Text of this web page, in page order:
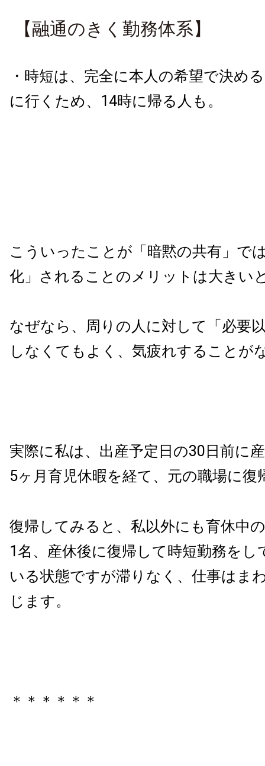
【融通のきく勤務体系】
・時短は、完全に本人の希望で決め
に行くため、14時に帰る人も。
こういったことが「暗黙の共有」で
化」されることのメリットは大きい
なぜなら、周りの人に対して「必要
しなくてもよく、気疲れすることが
実際に私は、 出産予定日 の30日前に
5ヶ月育児休暇を経て、元の職場に復
復帰してみると、私以外にも育休中
1名、産休後に復帰して時短勤務をし
いる状態ですが滞りなく、仕事はま
じます。
＊＊＊＊＊＊